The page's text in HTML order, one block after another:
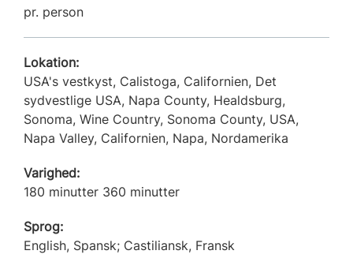
pr. person
Lokation:
USA's vestkyst, Calistoga, Californien, Det
sydvestlige USA, Napa County, Healdsburg,
Sonoma, Wine Country, Sonoma County, USA,
Napa Valley, Californien, Napa, Nordamerika
Varighed:
180 minutter 360 minutter
Sprog:
English, Spansk; Castiliansk, Fransk